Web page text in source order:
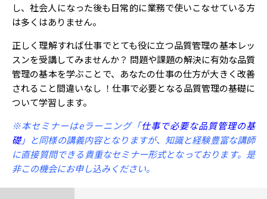
し、社会人になった後も日常的に業務で使いこなせている方
は多くはありません。
正しく理解すれば仕事でとても役に立つ品質管理の基本レッ
スンを受講してみませんか？ 問題や課題の解決に有効な品質
管理の基本を学ぶことで、あなたの仕事の仕方が大きく改善
されること間違いなし ！仕事で必要となる品質管理の基礎に
ついて学習します。
※本セミナーはeラーニング「仕事で必要な品質管理の基
礎」と同様の講義内容となりますが、知識と経験豊富な講師
に直接質問できる貴重なセミナー形式となっております。是
非この機会にお申し込みください。